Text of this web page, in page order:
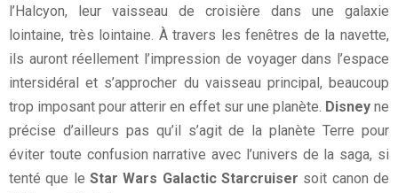
l’Halcyon, leur vaisseau de croisière dans une galaxie
lointaine, très lointaine. À travers les fenêtres de la navette,
ils auront réellement l’impression de voyager dans l’espace
intersidéral et s’approcher du vaisseau principal, beaucoup
trop imposant pour atterir en effet sur une planète. Disneyne
précise d’ailleurs pas qu’il s’agit de la planète Terre pour
éviter toute confusion narrative avec l’univers de la saga, si
tenté que le Star Wars Galactic Starcruiser soit canon de